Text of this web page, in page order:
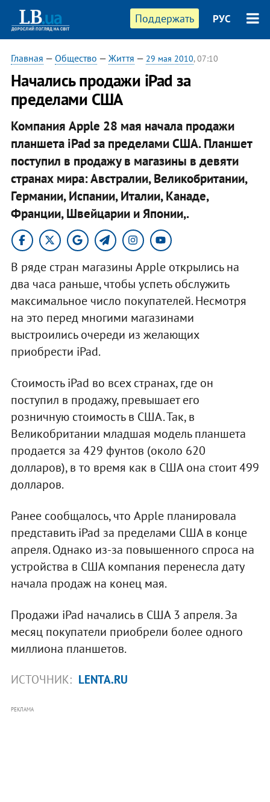
Поддержать РУС
Главная — Общество — Життя — 29 мая 2010, 07:10
Начались продажи iPad за
пределами США
Компания Apple 28 мая начала продажи
планшета iPad за пределами США. Планшет
поступил в продажу в магазины в девяти
странах мира: Австралии, Великобритании,
Германии, Испании, Италии, Канаде,
Франции, Швейцарии и Японии,.
В ряде стран магазины Apple открылись на
два часа раньше, чтобы успеть обслужить
максимальное число покупателей. Несмотря
на это перед многими магазинами
выстроились очереди из желающих
приобрести iPad.
Стоимость iPad во всех странах, где он
поступил в продажу, превышает его
розничную стоимость в США. Так, в
Великобритании младшая модель планшета
продается за 429 фунтов (около 620
долларов), в то время как в США она стоит 499
долларов.
Ранее сообщалось, что Apple планировала
представить iPad за пределами США в конце
апреля. Однако из-за повышенного спроса на
устройства в США компания перенесла дату
начала продаж на конец мая.
Продажи iPad начались в США 3 апреля. За
месяц покупатели приобрели более одного
миллиона планшетов.
ИСТОЧНИК: LENTA.RU
РЕКЛАМА